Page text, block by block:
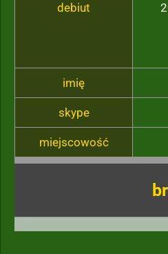
debiut
imię
skype
miejscowość